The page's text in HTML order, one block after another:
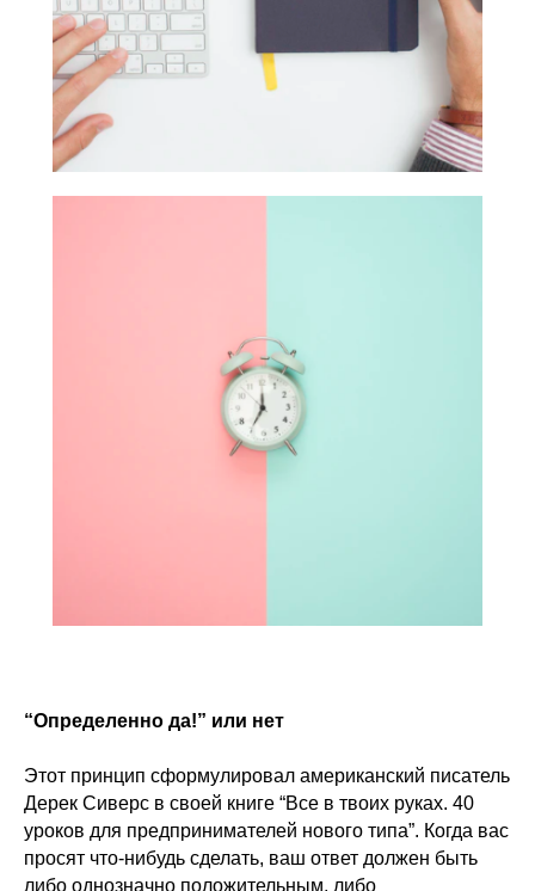
“Определенно да!” или нет
Этот принцип сформулировал американский писатель
Дерек Сиверс в своей книге “Все в твоих руках. 40
уроков для предпринимателей нового типа”. Когда вас
просят что-нибудь сделать, ваш ответ должен быть
либо однозначно положительным, либо